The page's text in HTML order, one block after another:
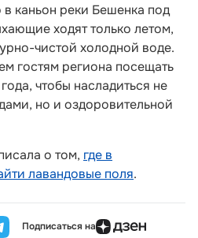
в каньон реки Бешенка под
ходят только летом,
чистой холодной воде.
гостям региона посещать
чтобы насладиться не
но и оздоровительной
о том, где в
лавандовые поля.
Подписаться на